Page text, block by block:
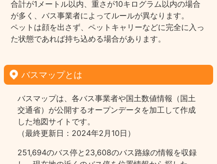
合計が1メートル以内、重さが10キログラム以内の場合
が多く、バス事業者によってルールが異なります。
ペットは顔を出さず、ペットキャリーなどに完全に入っ
た状態であれば持ち込める場合があります。
バスマップとは
バスマップは、各バス事業者や国土数値情報（国土
交通省）が公開するオープンデータを加工して作成
した地図サイトです。
（最終更新日：2024年2月10日）
251,694のバス停と23,608のバス路線の情報を収録